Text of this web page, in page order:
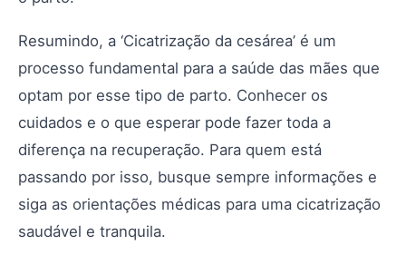
Resumindo, a ‘Cicatrização da cesárea’ é um
processo fundamental para a saúde das mães que
optam por esse tipo de parto. Conhecer os
cuidados e o que esperar pode fazer toda a
diferença na recuperação. Para quem está
passando por isso, busque sempre informações e
siga as orientações médicas para uma cicatrização
saudável e tranquila.